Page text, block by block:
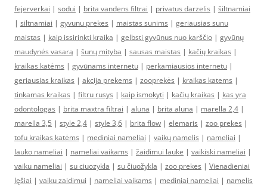
fejerverkai | sodui | brita vandens filtrai | privatus darzelis | šiltnamiai
| siltnamiai | gyvunu prekes | maistas sunims | geriausias sunu
maistas | kaip issirinkti kraika | gelbsti gyvūnus nuo karščio | gyvūnų
maudynės vasarą | šunų mityba | sausas maistas | kačių kraikas |
kraikas katėms | gyvūnams internetu | perkamiausios internetu |
geriausias kraikas | akcija prekems | zooprekės | kraikas katems |
tinkamas kraikas | filtru rusys | kaip ismokyti | kačių kraikas | kas yra
odontologas | brita maxtra filtrai | aluna | brita aluna | marella 2,4 |
marella 3,5 | style 2,4 | style 3,6 | brita flow | elemaris | zoo prekes |
tofu kraikas katėms | mediniai nameliai | vaikų namelis | nameliai |
lauko nameliai | nameliai vaikams | žaidimui lauke | vaikiski nameliai |
vaiku nameliai | su ciuozykla | su čiuožykla | zoo prekes | Vienadieniai
lęšiai | vaiku zaidimui | nameliai vaikams | mediniai nameliai | namelis